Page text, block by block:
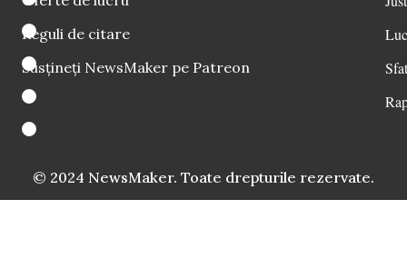
Reguli de citare
Susțineți NewsMaker pe Patreon
© 2024 NewsMaker. Toate drepturile rezervate.